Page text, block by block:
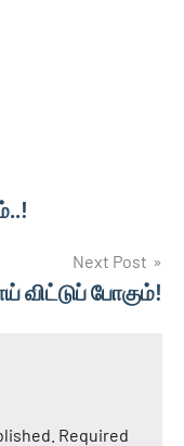
Next Post
விட்டுப் போகும்!
Required